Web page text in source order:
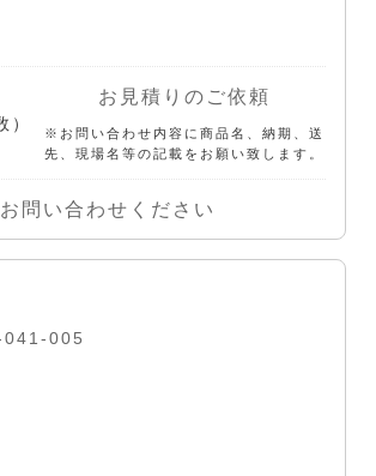
）
お見積りのご依頼
※お問い合わせ内容に商品名、納期、送
先、現場名等の記載をお願い致します。
お問い合わせください
041-005